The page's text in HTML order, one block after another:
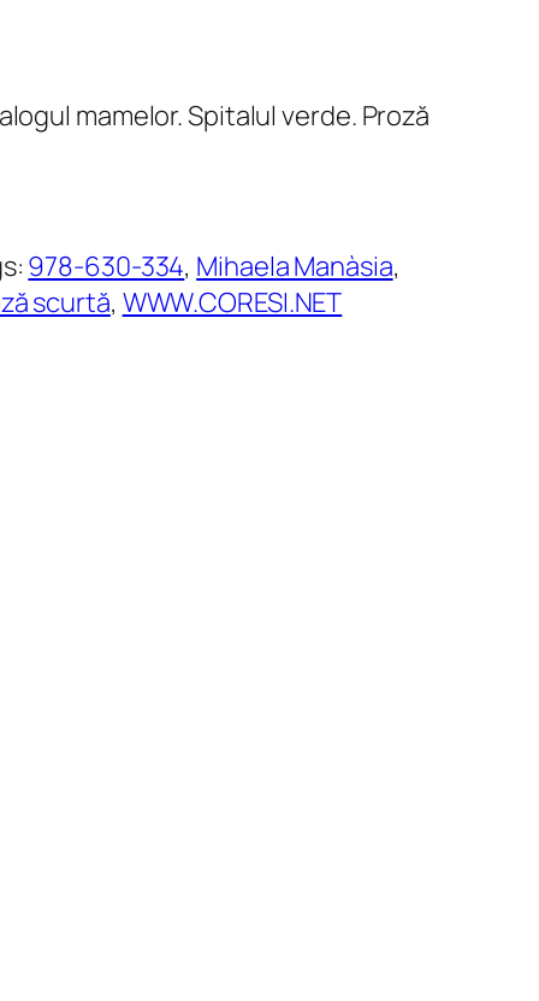
mamelor. Spitalul verde. Proză
978-630-334, Mihaela Manàsia
scurtă, WWW.CORESI.NET